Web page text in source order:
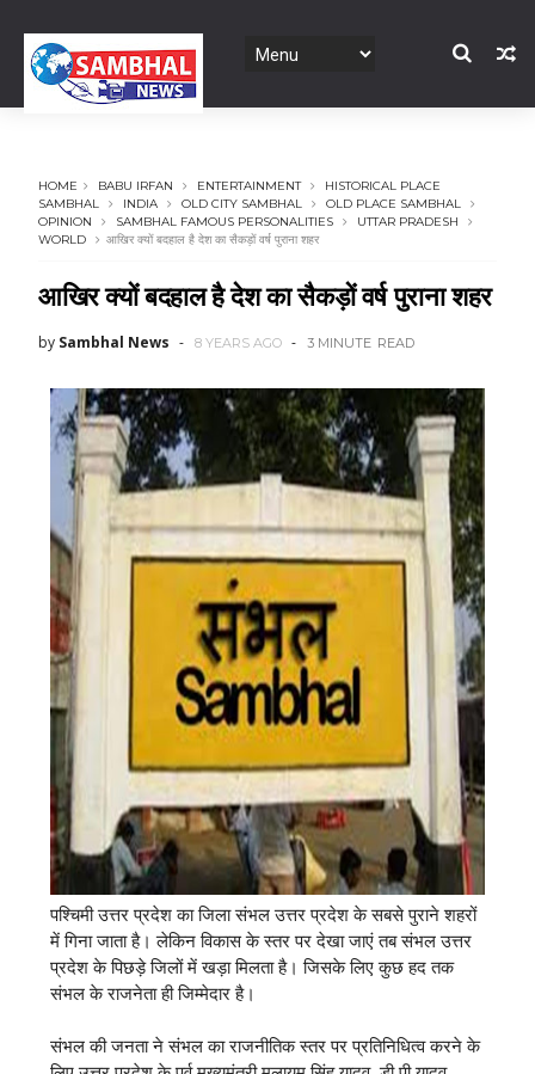
HOME BABU IRFAN ENTERTAINMENT
HISTORICAL PLACE
SAMBHAL
INDIA OLD CITY SAMBHAL
OLD PLACE SAMBHAL
OPINION
SAMBHAL FAMOUS PERSONALITIES
UTTAR PRADESH
WORLD
आखिर क्यों बदहाल है देश का सैकड़ों वर्ष पुराना शहर
आखिर क्यों बदहाल है देश का सैकड़ों वर्ष पुराना शहर
by Sambhal News 8 YEARS AGO 3 MINUTE READ
पश्चिमी उत्तर प्रदेश का जिला संभल उत्तर प्रदेश के सबसे पुराने शहरों
में गिना जाता है। लेकिन विकास के स्तर पर देखा जाएं तब संभल उत्तर
प्रदेश के पिछड़े जिलों में खड़ा मिलता है। जिसके लिए कुछ हद तक
संभल के राजनेता ही जिम्मेदार है।
संभल की जनता ने संभल का राजनीतिक स्तर पर प्रतिनिधित्व करने के